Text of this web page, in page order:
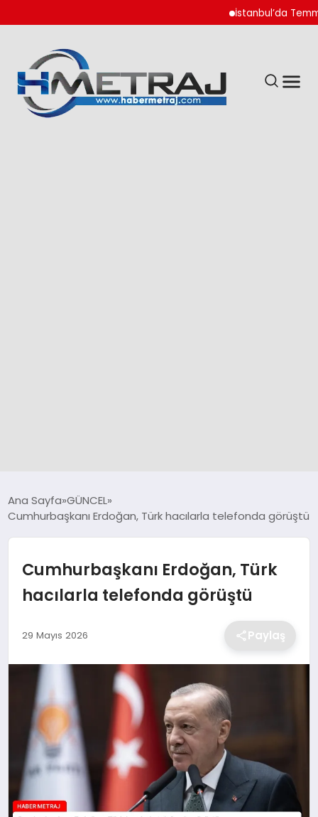
İstanbul’da
DÜNYA
EKONOMİ
MAGAZİN
TEKNOLOJİ
SAĞLIK
Ana Sayfa GÜNCEL
Cumhurbaşkanı Erdoğan, Türk hacılarla telefonda görüştü
Cumhurbaşkanı Erdoğan, Türk
hacılarla telefonda görüştü
29 Mayıs 2026 Paylaş